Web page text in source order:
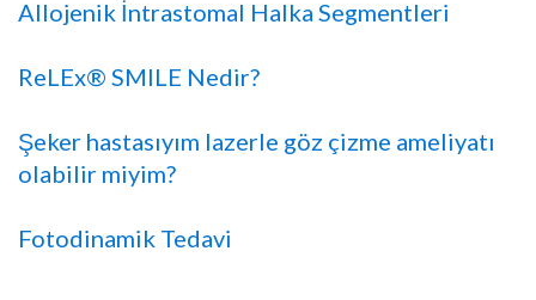
Allojenik İntrastomal Halka Segmentleri
ReLEx® SMILE Nedir?
Şeker hastasıyım lazerle göz çizme ameliyatı
olabilir miyim?
Fotodinamik Tedavi